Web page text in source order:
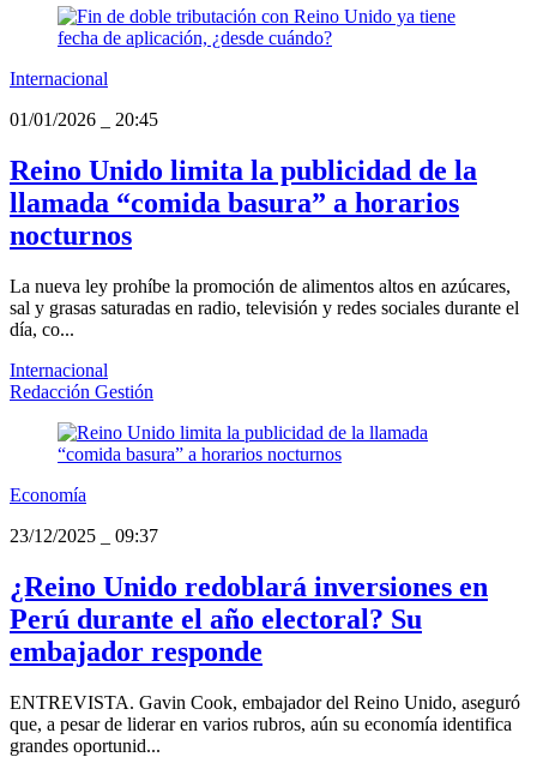
Internacional
01/01/2026
20:45
Reino Unido limita la publicidad de la
llamada “comida basura” a horarios
nocturnos
La nueva ley prohíbe la promoción de alimentos altos en azúcares,
sal y grasas saturadas en radio, televisión y redes sociales durante el
día, co...
Internacional
Redacción Gestión
Economía
23/12/2025
09:37
¿Reino Unido redoblará inversiones en
Perú durante el año electoral? Su
embajador responde
ENTREVISTA. Gavin Cook, embajador del Reino Unido, aseguró
que, a pesar de liderar en varios rubros, aún su economía identifica
grandes oportunid...